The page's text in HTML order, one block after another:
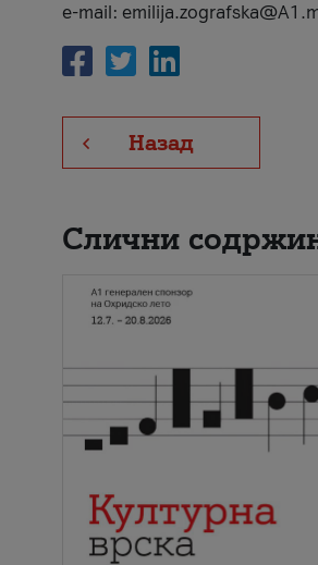
e-mail:
Назад
Слични